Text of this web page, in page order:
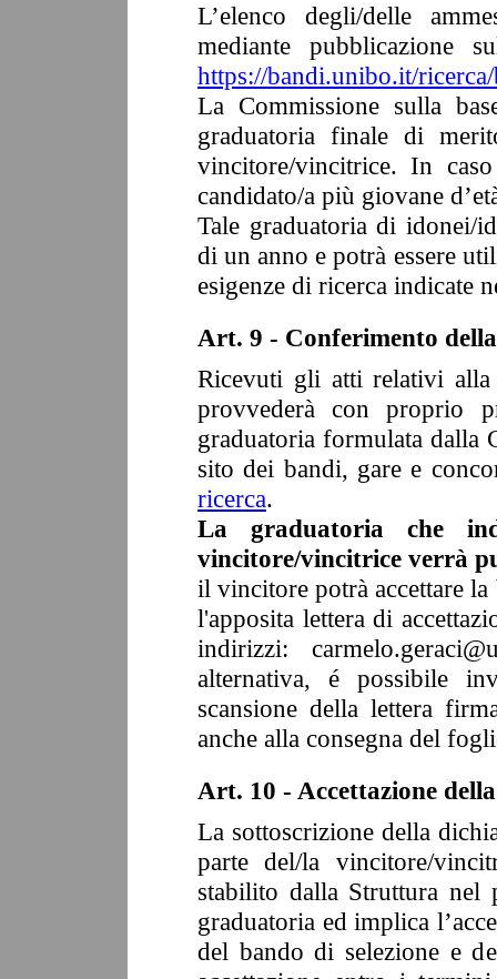
L’elenco degli/delle
mediante pubblicazione
https://bandi.unibo.it/
La Commissione sulla
graduatoria finale di
vincitore/vincitrice. In
candidato/a più giovane
Tale graduatoria di idonei/
di un anno e potrà essere
esigenze di ricerca indicate
Art. 9 - Conferimento
Ricevuti gli atti relativi alla
provvederà con proprio
graduatoria formulata dalla
sito dei bandi, gare e
ricerca.
La graduatoria che
vincitore/vincitrice verrà
il vincitore potrà accettare
l'apposita lettera di
indirizzi:
alternativa, é possibile
scansione della lettera
anche alla consegna del
Art. 10 - Accettazione
La sottoscrizione della
parte del/la vincitore/
stabilito dalla Struttura nel
graduatoria ed implica
del bando di selezione e